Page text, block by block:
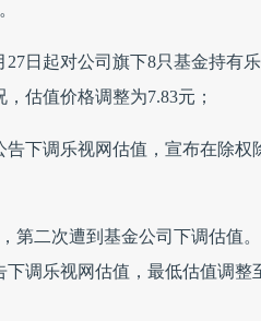
日起对公司旗下8只基金持有
估值价格调整为7.83元；
下调乐视网估值，宣布在除权
第二次遭到基金公司下调估值
调乐视网估值，最低估值调整